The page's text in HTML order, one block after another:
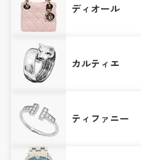
ディオール
カルティエ
ティファニー